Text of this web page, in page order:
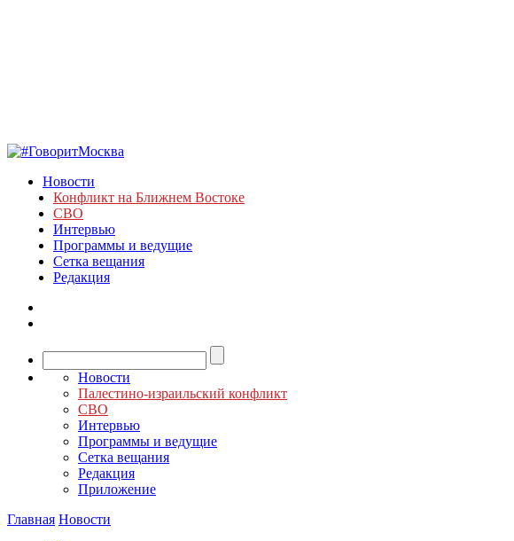
Новости
Конфликт на Ближнем Востоке
СВО
Интервью
Программы и ведущие
Сетка вещания
Редакция
Новости
Палестино-израильский конфликт
СВО
Интервью
Программы и ведущие
Сетка вещания
Редакция
Приложение
Главная Новости